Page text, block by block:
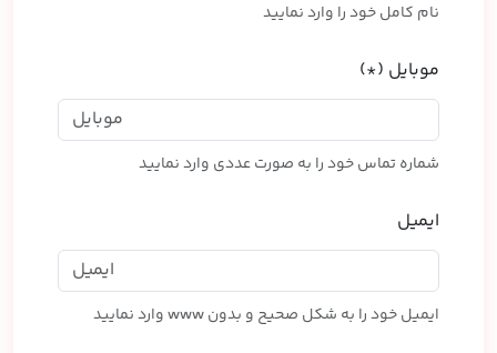
نام کامل خود را وارد نمایید
موبایل (*)
شماره تماس خود را به صورت عددی وارد نمایید
ایمیل
ایمیل خود را به شکل صحیح و بدون www وارد نمایید